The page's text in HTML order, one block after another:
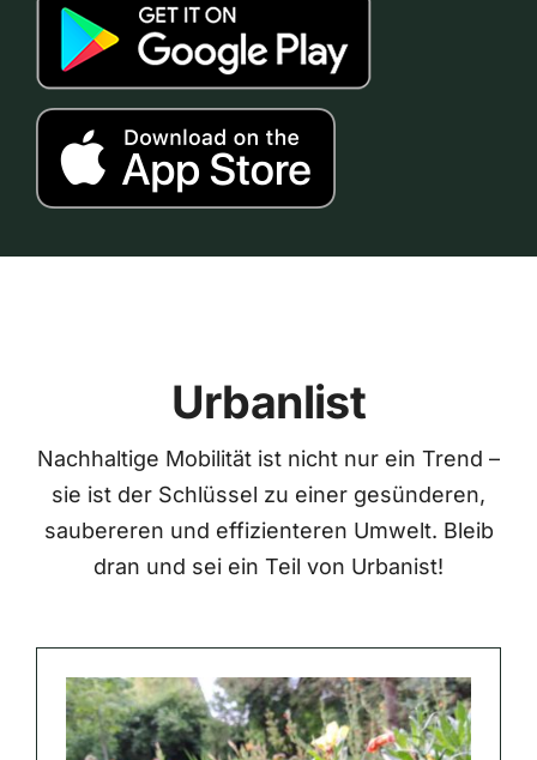
Urbanlist
Nachhaltige Mobilität ist nicht nur ein Trend –
sie ist der Schlüssel zu einer gesünderen,
saubereren und effizienteren Umwelt. Bleib
dran und sei ein Teil von Urbanist!